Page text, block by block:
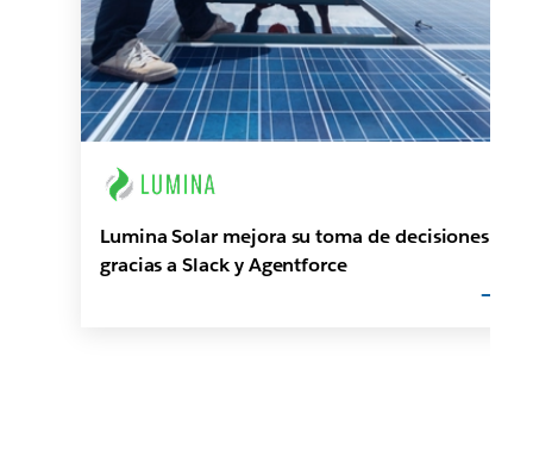
Lumina Solar mejora su toma de decisiones
gracias a Slack y Agentforce